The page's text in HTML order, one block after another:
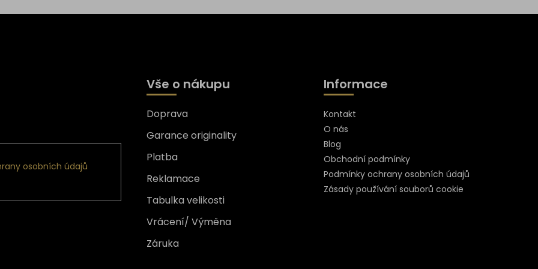
osobních údajů
Vše o nákupu
Doprava
Garance originality
Platba
Reklamace
Tabulka velikosti
Vrácení/ Výměna
Záruka
Informace
Kontakt
O nás
Blog
Obchodní podmínky
Podmínky ochrany osobních údajů
Zásady používání souborů cookie